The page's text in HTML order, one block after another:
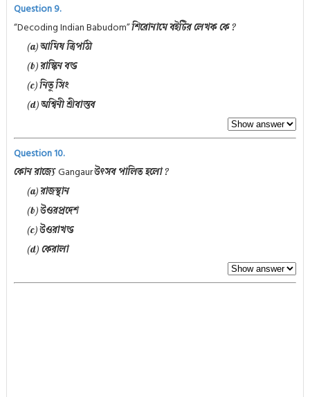
Question 9.
“Decoding Indian Babudom”শিরোনামে বইটির লেখক কে ?
(a) আমিষ ত্রিপাঠী
(b) রাস্কিন বন্ড
(c) নিতু সিং
(d) অশ্বিনী শ্রীবাস্তব
Question 10.
কোন রাজ্যেGangaurউৎসব পালিত হলো ?
(a) রাজস্থান
(b) উওরপ্রদেশ
(c) উওরাখন্ড
(d) কেরালা